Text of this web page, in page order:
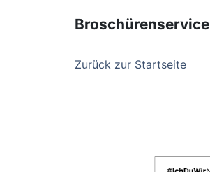
Broschürenservice
Zurück zur Startseite